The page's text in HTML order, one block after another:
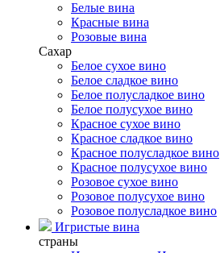
Белые вина
Красные вина
Розовые вина
Сахар
Белое сухое вино
Белое сладкое вино
Белое полусладкое вино
Белое полусухое вино
Красное сухое вино
Красное сладкое вино
Красное полусладкое вино
Красное полусухое вино
Розовое сухое вино
Розовое полусухое вино
Розовое полусладкое вино
Игристые вина
страны